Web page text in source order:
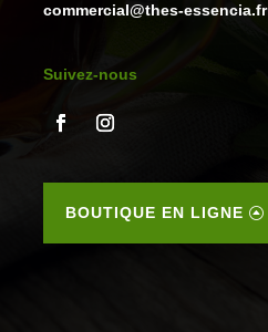
commercial@thes-essencia.fr
Suivez-nous
BOUTIQUE EN LIGNE